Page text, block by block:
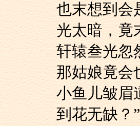
也末想到会
光太暗，竟
轩辕叁
那姑娘竟会
小鱼儿
到花无缺？”